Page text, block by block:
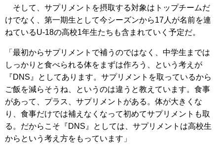
そして、サプリメントを摂取する対象はトップチームだ
けでなく、第一期生として今シーズンから17人が名前を連
ねているU-18の高校1年生たちも含まれていく予定だ。
「最初からサプリメントで補うのではなく、中学生までは
しっかりと食べられる体をまずは作ろう、という考えが
『DNS』としてあります。サプリメントを取っているから
ご飯を減らそうね、というのは違うと教えています。食事
があって、プラス、サプリメントがある。体が大きくな
り、食事だけでは補えなくなって初めてサプリメントも取
る。だからこそ『DNS』としては、サプリメントは高校生
からという考え方をもっています」